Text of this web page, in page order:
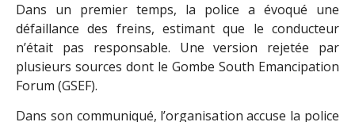
Dans un premier temps, la police a évoqué une
défaillance des freins, estimant que le conducteur
n’était pas responsable. Une version rejetée par
plusieurs sources dont le Gombe South Emancipation
Forum (GSEF).
Dans son communiqué, l’organisation accuse la police